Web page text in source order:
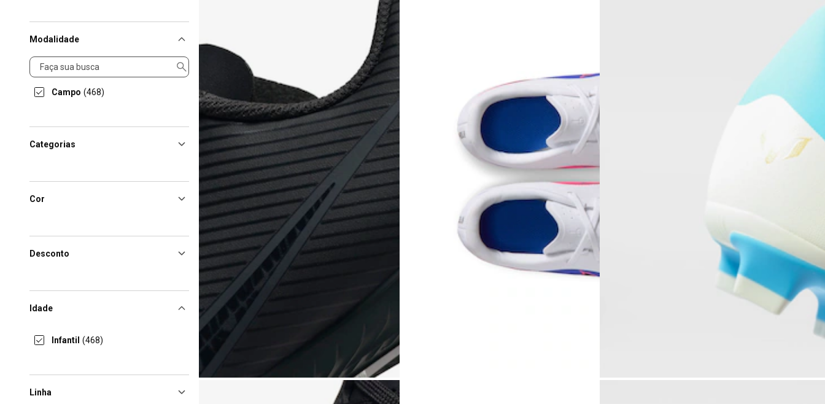
Modalidade
Modalidade
Campo (468)
Categorias
Cor
Desconto
Idade
Infantil (468)
Linha